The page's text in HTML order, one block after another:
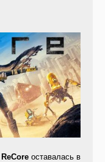
ReCoreоставалась в